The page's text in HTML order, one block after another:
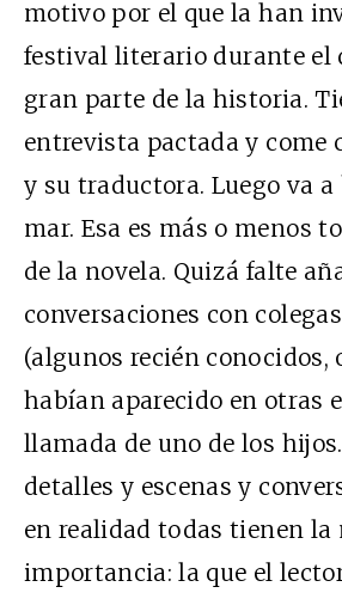
motivo por el que la han
festival literario durante el
gran parte de la historia.
entrevista pactada y come
y su traductora. Luego va a
mar. Esa es más o menos
de la novela. Quizá falte
conversaciones con
(algunos recién conocidos,
habían aparecido en otras
llamada de uno de los
detalles y escenas y
en realidad todas tienen la
importancia: la que el